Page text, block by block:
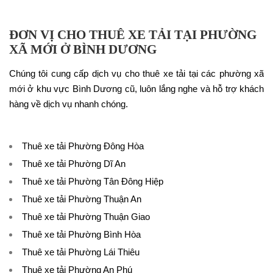
ĐƠN VỊ CHO THUÊ XE TẢI TẠI PHƯỜNG
XÃ MỚI Ở BÌNH DƯƠNG
Chúng tôi cung cấp dịch vụ cho thuê xe tải tại các phường xã
mới ở khu vực Bình Dương cũ, luôn lắng nghe và hỗ trợ khách
hàng về dịch vụ nhanh chóng.
Thuê xe tải Phường Đông Hòa
Thuê xe tải Phường Dĩ An
Thuê xe tải Phường Tân Đông Hiệp
Thuê xe tải Phường Thuận An
Thuê xe tải Phường Thuận Giao
Thuê xe tải Phường Bình Hòa
Thuê xe tải Phường Lái Thiêu
Thuê xe tải Phường An Phú